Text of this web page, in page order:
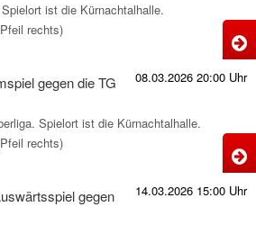
ist die Kürnachtalhalle.
rechts)
08.03.2026 20:00 Uhr
gegen die TG
Spielort ist die Kürnachtalhalle.
rechts)
14.03.2026 15:00 Uhr
gegen